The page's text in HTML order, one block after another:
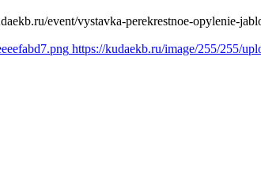
event/vystavka-perekrestnoe-opylenie-
https://kudaekb.ru/image/255/255/